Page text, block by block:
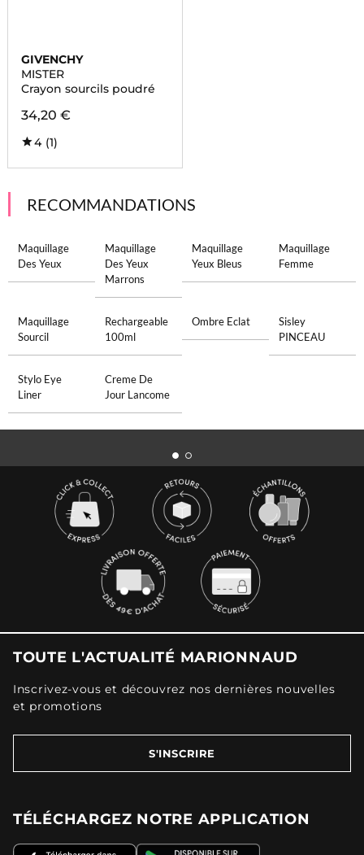
GIVENCHY
MISTER
Crayon sourcils poudré
34,20 €
4 (1)
RECOMMANDATIONS
Maquillage
Des Yeux
Maquillage
Des Yeux
Marrons
Maquillage
Yeux Bleus
Maquillage
Femme
Maquillage
Sourcil
Rechargeable
100ml
Ombre Eclat
Sisley
PINCEAU
Stylo Eye
Liner
Creme De
Jour Lancome
TOUTE L'ACTUALITÉ MARIONNAUD
Inscrivez-vous et découvrez nos dernières nouvelles
et promotions
S'INSCRIRE
TÉLÉCHARGEZ NOTRE APPLICATION